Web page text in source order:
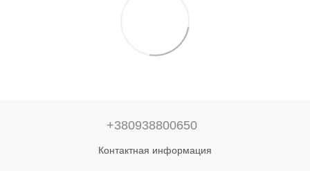
+380938800650
Контактная информация